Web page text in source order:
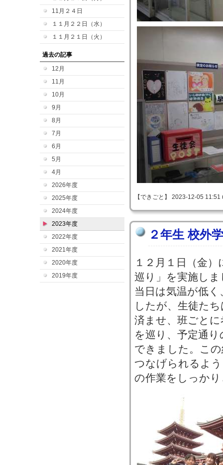
11月２４日
１１月２２日（水）
１１月２１日（火）
過去の記事
12月
11月
10月
9月
8月
7月
6月
5月
4月
2026年度
2025年度
2024年度
2023年度
2022年度
2021年度
2020年度
2019年度
【できごと】 2023-12-05
２年生 校外
１２月１日（金
巡り」を実施しま
当日は気温が低
したが、生徒た
済ませ、班ごと
を巡り、予定通
できました。こ
つなげられるよ
の作業をしっか